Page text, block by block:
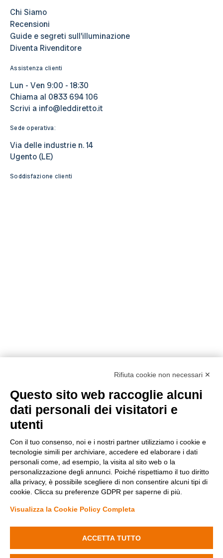
la
Portafaretto
Aumenta
la
quantità
di
Portafaretto
Chi Siamo
Recensioni
Guide e segreti sull’illuminazione
Diventa Rivenditore
Assistenza clienti
Lun - Ven 9:00 - 18:30
Chiama al 0833 694 106
Scrivi a info@leddiretto.it
Sede operativa:
Via delle industrie n. 14
Ugento (LE)
Soddisfazione clienti
Metodi di pagamento
Condizioni di vendita
Privacy Policy
Modifica preferenze Cookie
Fenyx Italia SRL - Sede operativa: Ugento (LE) 73059 Via delle industrie
n. 14 - C.F./P.IVA 04690170750
Rifiuta cookie non necessari ✕
Questo sito web raccoglie alcuni
dati personali dei visitatori e
utenti
Con il tuo consenso, noi e i nostri partner utilizziamo i cookie e
tecnologie simili per archiviare, accedere ed elaborare i dati
personali come, ad esempio, la visita al sito web o la
personalizzazione degli annunci. Poiché rispettiamo il tuo diritto
alla privacy, è possibile scegliere di non consentire alcuni tipi di
cookie. Clicca su preferenze GDPR per saperne di più.
Visualizza la Cookie Policy Completa
ACCETTA TUTTO